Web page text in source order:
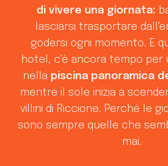
di vivere una giornata:
lasciarsi trasportare
godersi ogni momento. E
hotel, c'è ancora tempo
nella piscina panoramica
mentre il sole inizia a
villini di Riccione. Perché le
sono sempre quelle che
mai.